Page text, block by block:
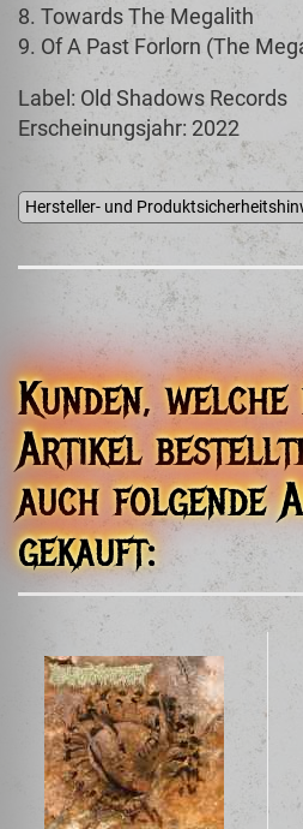
8. Towards The Megalith
9. Of A Past Forlorn (The
Label: Old Shadows Records
Erscheinungsjahr: 2022
Hersteller- und
OSMOSE PRODUCTIONS
1272 RUE NATIONALE
62140 BOUIN-PLUMOISON
03 21 81 03 74
orders@osmoseproductions.com
Kunden, welche
Artikel
auch folgende
gekauft: